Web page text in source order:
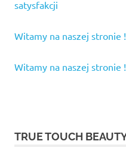
satysfakcji
Witamy na naszej stronie !
Witamy na naszej stronie !
TRUE TOUCH